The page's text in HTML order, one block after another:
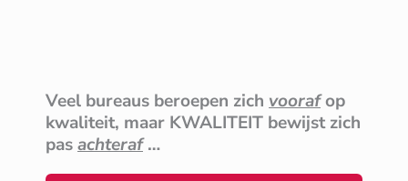
Veel bureaus beroepen zich voorafop
kwaliteit, maar KWALITEIT bewijst zich
pasachteraf …